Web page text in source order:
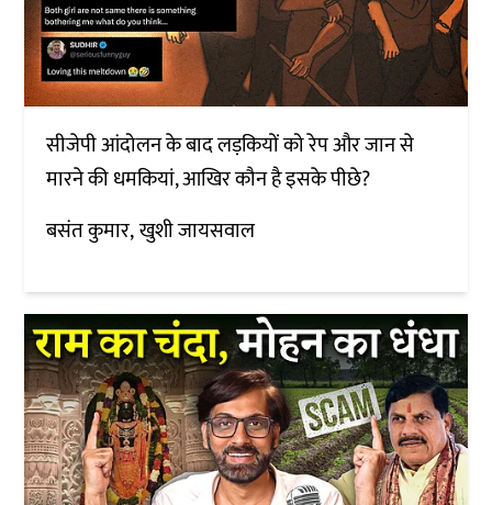
सीजेपी आंदोलन के बाद लड़कियों को रेप और जान से
मारने की धमकियां, आखिर कौन है इसके पीछे?
बसंत कुमार खुशी जायसवाल